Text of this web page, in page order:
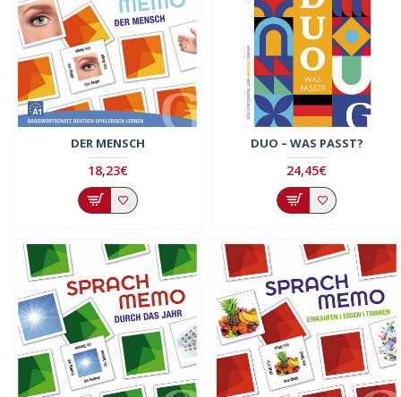
DER MENSCH
18,23€
DUO – WAS PASST?
24,45€